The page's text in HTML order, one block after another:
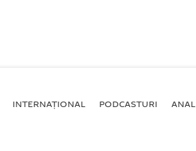
INTERNAȚIONAL PODCASTURI